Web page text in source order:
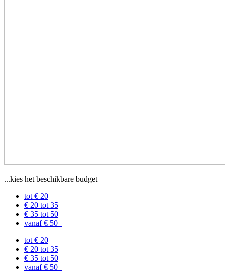
...kies het beschikbare budget
tot € 20
€ 20 tot 35
€ 35 tot 50
vanaf € 50+
tot € 20
€ 20 tot 35
€ 35 tot 50
vanaf € 50+